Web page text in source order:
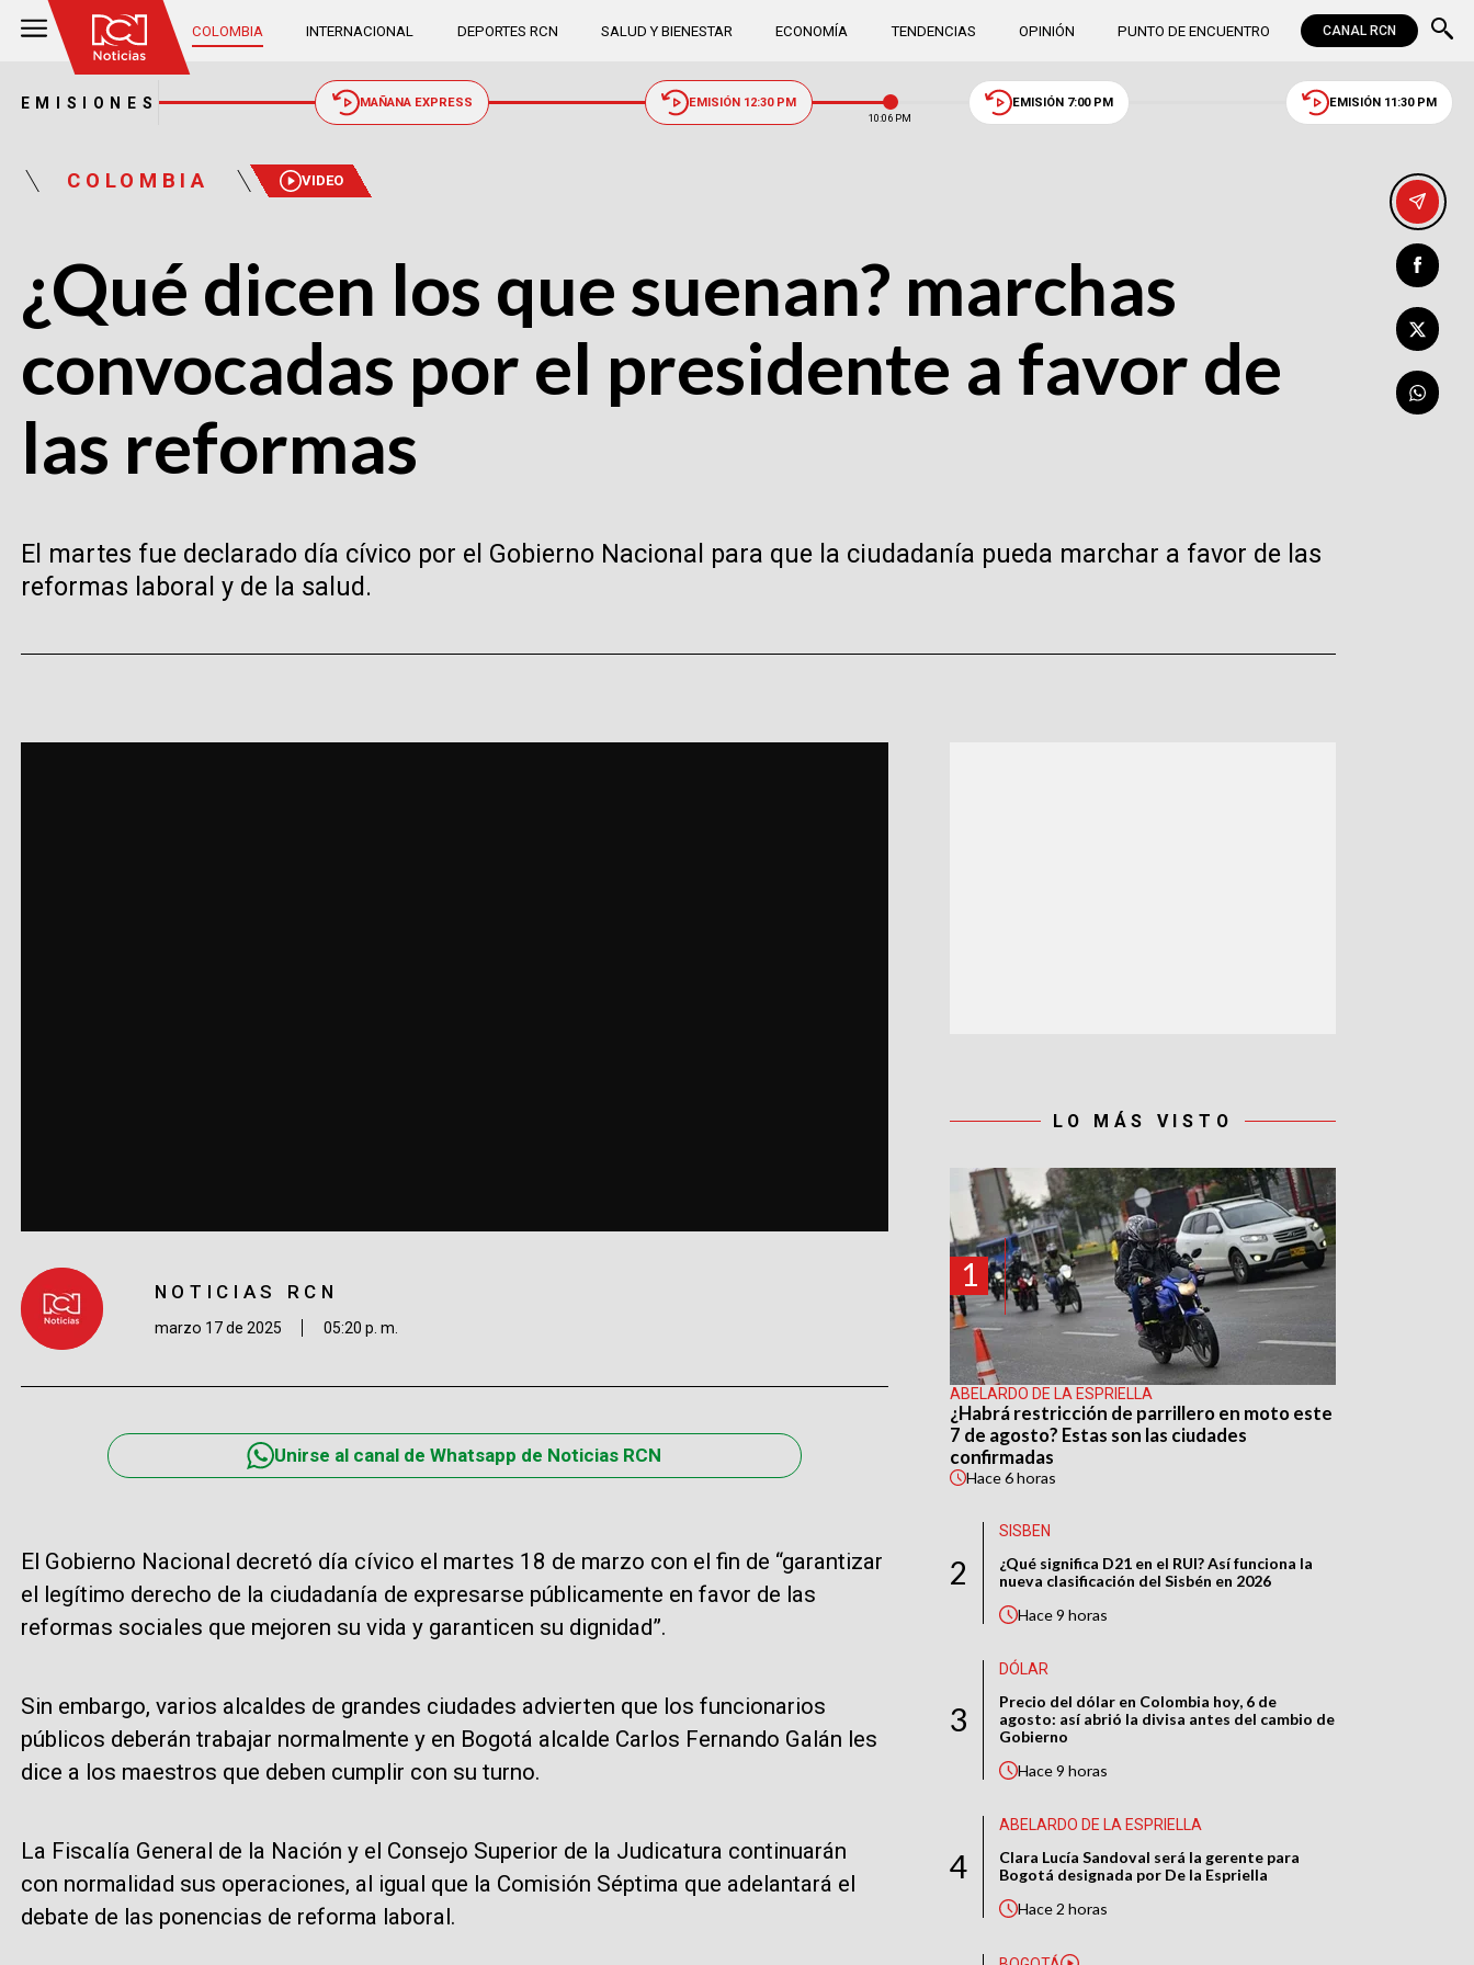
COLOMBIA INTERNACIONAL DEPORTES RCN SALUD Y BIENESTAR ECONOMÍA TENDENCIAS OPINIÓN PUNTO DE ENCUENTRO CANAL RCN
EMISIONES MAÑANA EXPRESS EMISIÓN 12:30 PM
10:06 PM
EMISIÓN 7:00 PM EMISIÓN 11:30 PM
COLOMBIA VIDEO
¿Qué dicen los que suenan? marchas
convocadas por el presidente a favor de
las reformas
El martes fue declarado día cívico por el Gobierno Nacional para que la ciudadanía pueda marchar a favor de las
reformas laboral y de la salud.
NOTICIAS RCN
marzo 17 de 2025 05:20 p. m.
Unirse al canal de Whatsapp de Noticias RCN
El Gobierno Nacional decretó día cívico el martes 18 de marzo con el fin de “garantizar
el legítimo derecho de la ciudadanía de expresarse públicamente en favor de las
reformas sociales que mejoren su vida y garanticen su dignidad”.
Sin embargo, varios alcaldes de grandes ciudades advierten que los funcionarios
públicos deberán trabajar normalmente y en Bogotá alcalde Carlos Fernando Galán les
dice a los maestros que deben cumplir con su turno.
La Fiscalía General de la Nación y el Consejo Superior de la Judicatura continuarán
con normalidad sus operaciones, al igual que la Comisión Séptima que adelantará el
debate de las ponencias de reforma laboral.
LO MÁS VISTO
1
ABELARDO DE LA ESPRIELLA
¿Habrá restricción de parrillero en moto este
7 de agosto? Estas son las ciudades
confirmadas
Hace6 horas
2
SISBEN
¿Qué significa D21 en el RUI? Así funciona la
nueva clasificación del Sisbén en 2026
Hace9 horas
3
DÓLAR
Precio del dólar en Colombia hoy, 6 de
agosto: así abrió la divisa antes del cambio de
Gobierno
Hace9 horas
4
ABELARDO DE LA ESPRIELLA
Clara Lucía Sandoval será la gerente para
Bogotá designada por De la Espriella
Hace2 horas